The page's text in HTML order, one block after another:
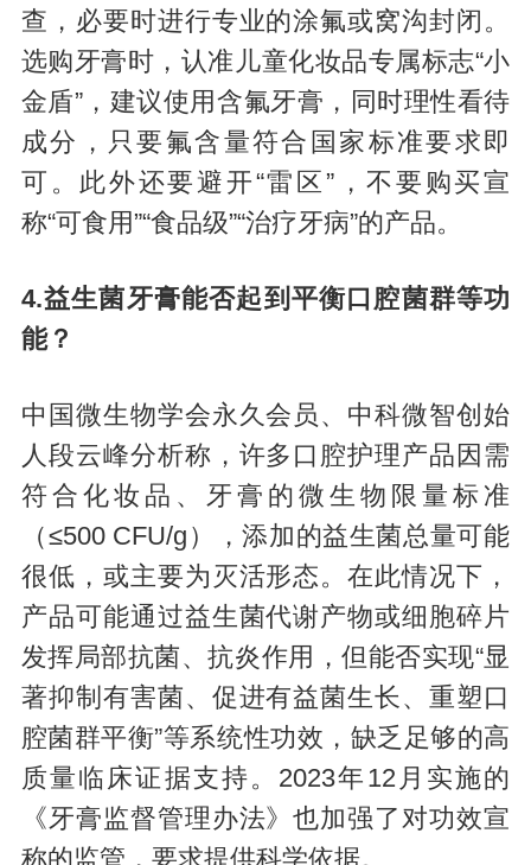
查，必要时进行专业的涂氟或窝沟封闭。
选购牙膏时， 认准儿童化妆品专属标志“小
金盾”，建议使用含氟牙膏， 同时理性看待
成分，只要氟含量符合国家标准要求即
可。此外还要避开“雷区”，不要购买宣
称“可食用”“食品级”“治疗牙病”的产品。
4.益生菌牙膏能否起到平衡口腔菌群等功
能？
中国微生物学会永久会员、中科微智创始
人段云峰分析称，许多口腔护理产品因需
符合化妆品、牙膏的微生物限量标准
（≤500 CFU/g），添加的益生菌总量可能
很低，或主要为灭活形态。在此情况下，
产品可能通过益生菌代谢产物或细胞碎片
发挥局部抗菌、抗炎作用，但能否实现“显
著抑制有害菌、促进有益菌生长、重塑口
腔菌群平衡”等系统性功效，缺乏足够的高
质量临床证据支持。2023年12月实施的
《牙膏监督管理办法》也加强了对功效宣
称的监管，要求提供科学依据。